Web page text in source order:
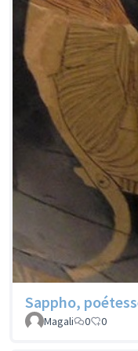
Sappho,
Magali 0 0